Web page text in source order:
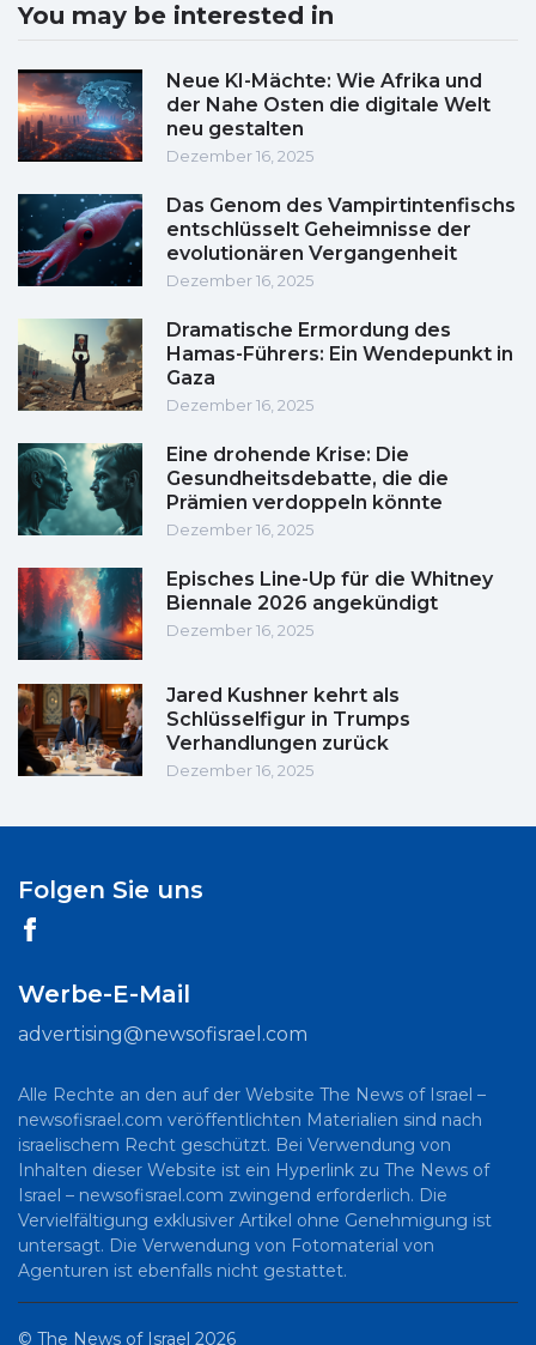
You may be interested in
Neue KI-Mächte: Wie Afrika und
der Nahe Osten die digitale Welt
neu gestalten
Dezember 16, 2025
Das Genom des Vampirtintenfischs
entschlüsselt Geheimnisse der
evolutionären Vergangenheit
Dezember 16, 2025
Dramatische Ermordung des
Hamas-Führers: Ein Wendepunkt in
Gaza
Dezember 16, 2025
Eine drohende Krise: Die
Gesundheitsdebatte, die die
Prämien verdoppeln könnte
Dezember 16, 2025
Episches Line-Up für die Whitney
Biennale 2026 angekündigt
Dezember 16, 2025
Jared Kushner kehrt als
Schlüsselfigur in Trumps
Verhandlungen zurück
Dezember 16, 2025
Folgen Sie uns
Werbe-E-Mail
advertising@newsofisrael.com
Alle Rechte an den auf der Website The News of Israel –
newsofisrael.com veröffentlichten Materialien sind nach
israelischem Recht geschützt. Bei Verwendung von
Inhalten dieser Website ist ein Hyperlink zu The News of
Israel – newsofisrael.com zwingend erforderlich. Die
Vervielfältigung exklusiver Artikel ohne Genehmigung ist
untersagt. Die Verwendung von Fotomaterial von
Agenturen ist ebenfalls nicht gestattet.
© The News of Israel 2026